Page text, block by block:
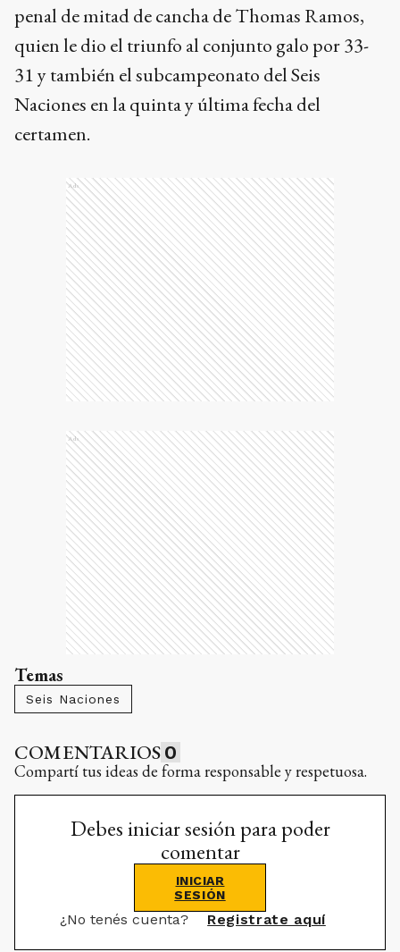
penal de mitad de cancha de Thomas Ramos,
quien le dio el triunfo al conjunto galo por 33-
31 y también el subcampeonato del Seis
Naciones en la quinta y última fecha del
certamen.
Ads
Ads
Temas
Seis Naciones
COMENTARIOS 0
Compartí tus ideas de forma responsable y respetuosa.
Debes iniciar sesión para poder
comentar
INICIAR
SESIÓN
¿No tenés cuenta? Registrate aquí